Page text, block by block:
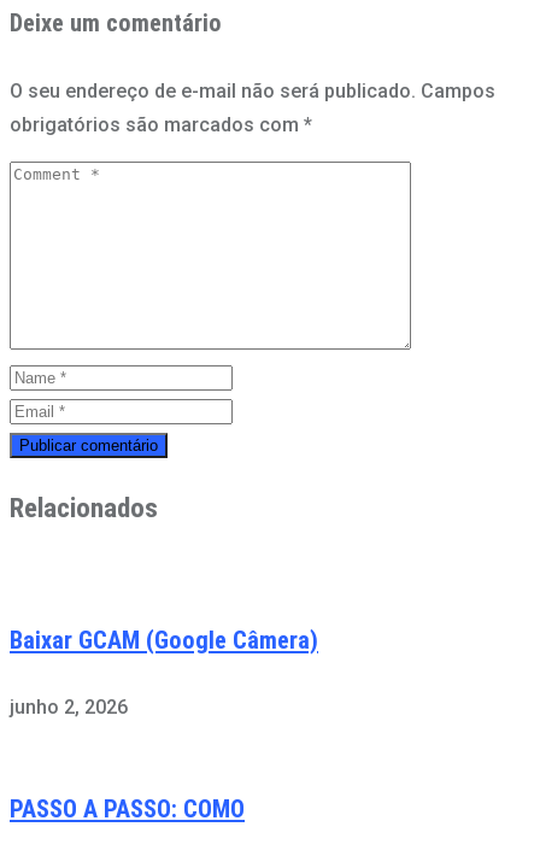
Deixe um comentário
O seu endereço de e-mail não será publicado. Campos
obrigatórios são marcados com *
Relacionados
Baixar GCAM (Google Câmera)
junho 2, 2026
PASSO A PASSO: COMO